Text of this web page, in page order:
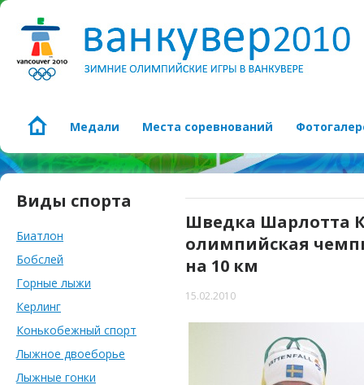
Медали Места соревнований
Виды спорта
Биатлон
Бобслей
Горные лыжи
Керлинг
Конькобежный спорт
Лыжное двоеборье
Лыжные гонки
Шведка Шарлотта
олимпийская
на 10 км
15.02.2010